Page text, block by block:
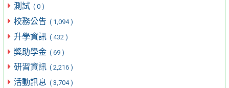
測試 ( 0 )
校務公告 ( 1,094 )
升學資訊 ( 432 )
獎助學金 ( 69 )
研習資訊 ( 2,216 )
活動訊息 ( 3,704 )